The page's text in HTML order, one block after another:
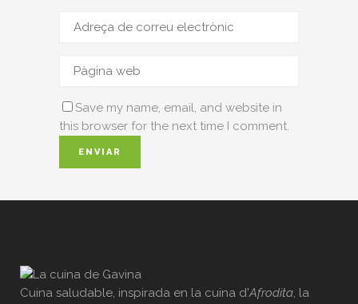
Save my name, email, and website in
this browser for the next time I comment.
Cuina saludable, inspirada en la cuina d'Afrodita, la